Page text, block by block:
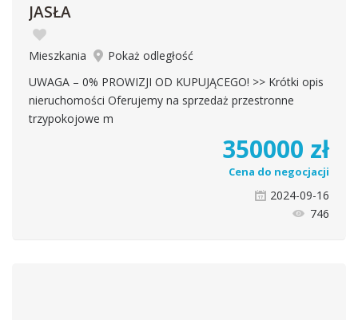
JASŁA
Mieszkania
Pokaż odległość
UWAGA – 0% PROWIZJI OD KUPUJĄCEGO! >> Krótki opis
nieruchomości Oferujemy na sprzedaż przestronne
trzypokojowe m
350000 zł
Cena do negocjacji
2024-09-16
746